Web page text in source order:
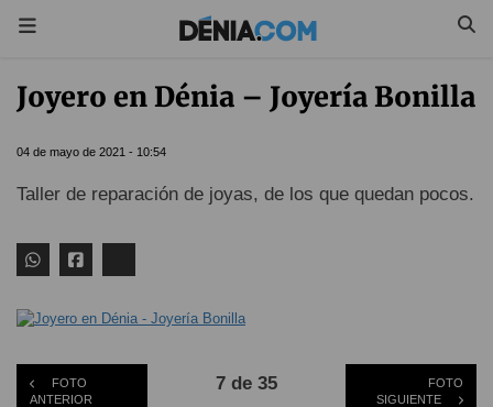
Joyero en Dénia – Joyería Bonilla
04 de mayo de 2021 - 10:54
Taller de reparación de joyas, de los que quedan pocos.
FOTO
ANTERIOR
7 de 35
FOTO
SIGUIENTE